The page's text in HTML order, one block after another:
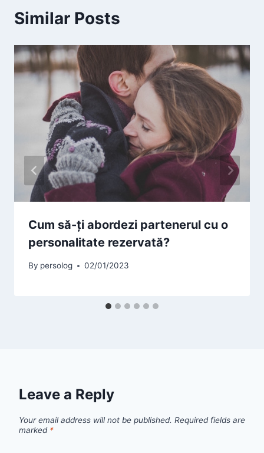
Similar Posts
Cum să-ți abordezi partenerul cu o
personalitate rezervată?
By persolog 02/01/2023
Leave a Reply
Your email address will not be published. Required fields are
marked *